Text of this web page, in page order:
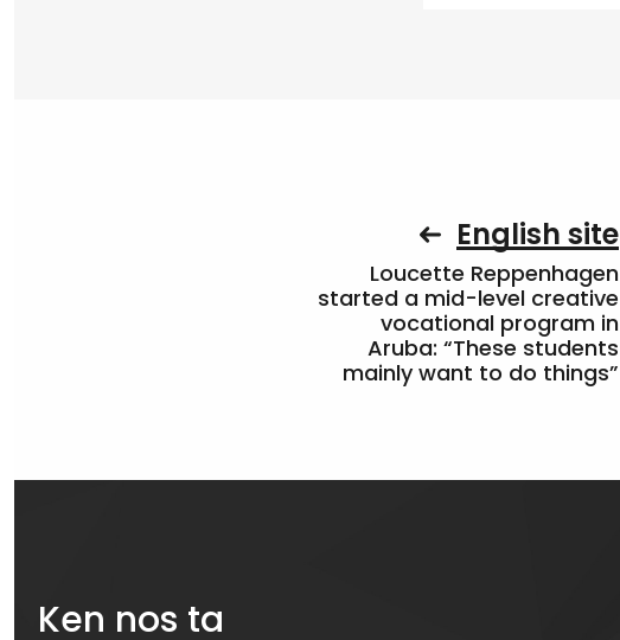
English site
Loucette Reppenhagen
started a mid-level creative
vocational program in
Aruba: “These students
mainly want to do things”
Ken nos ta